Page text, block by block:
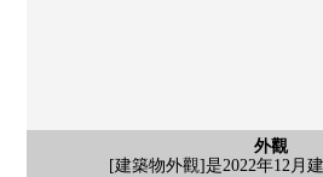
外觀
[建築物外觀]是2022年12月建
公共汽車
1418尺寸的浴室。被非常
洗臉
有3面鏡子的盥洗台。被非
廚房
工作空間的大的櫃台廚房。被
廁所
吊戸棚、附洗手台的廁所。被
室內
[約6.5張塌塌米西式房間(的)]嵌入式衣
為主卧室可以使
入口
[入口]安全充實
入口
[入口]有禮賓服
其他
[貴賓室]是正引入貴賓室
其他
[貴賓室]是正引入貴賓室
其他
[書籍休息室]是正引入書籍休
其他
[書籍休息室]是正引入書籍休
其他
[共用部分]共用部分，種植
其他
[共用部分]共用部分，種植
外觀
[建築物外觀]大和地產Residence是株
甲陽園站(阪急甲陽線
步行10分鐘。
苦樂園口站(阪急甲陽線
步行12分鐘。
西宮市立神原小學(
步行6分鐘。
西宮市立大小公司內部學
步行6分鐘。
阪急綠洲甲陽園商店(
步行10分鐘。